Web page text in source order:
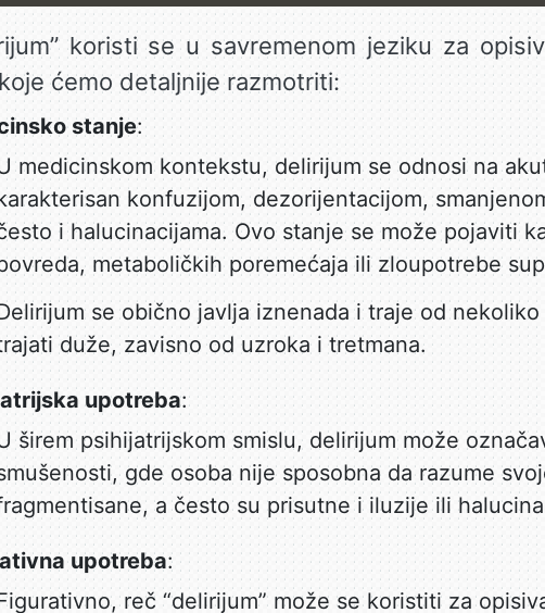
koristi se u savremenom jeziku za
ćemo detaljnije razmotriti:
stanje:
medicinskom kontekstu, delirijum se odnosi na
konfuzijom, dezorijentacijom,
i halucinacijama. Ovo stanje se može pojaviti
metaboličkih poremećaja ili zloupotrebe
se obično javlja iznenada i traje od
duže, zavisno od uzroka i tretmana.
upotreba:
širem psihijatrijskom smislu, delirijum može
gde osoba nije sposobna da razume
a često su prisutne i iluzije ili
upotreba:
reč “delirijum” može se koristiti za